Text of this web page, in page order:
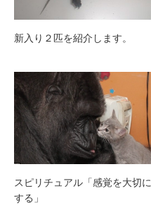
新入り２匹を紹介します。
スピリチュアル「感覚を大切に
する」